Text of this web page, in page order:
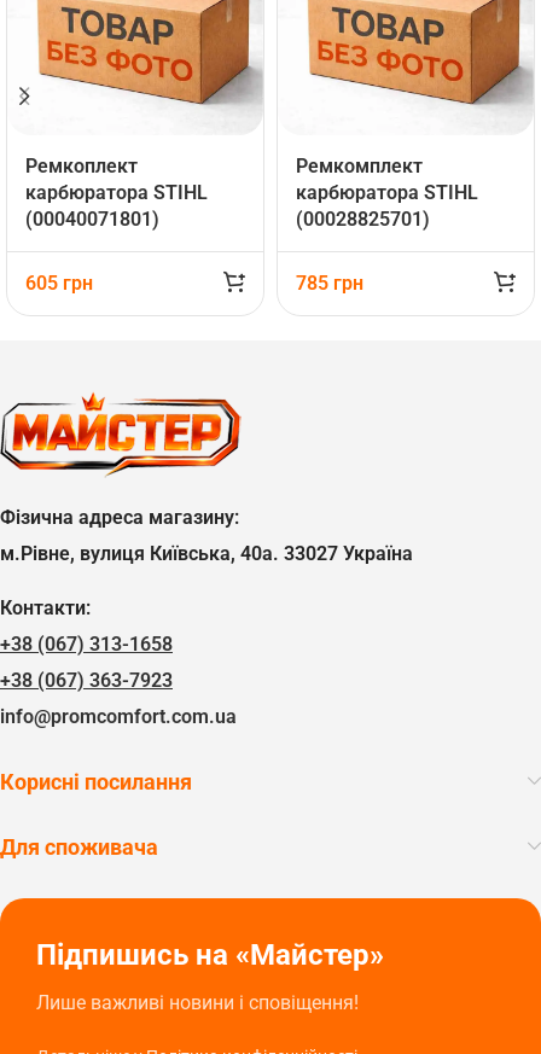
Ремкоплект
карбюратора STIHL
(00040071801)
605 грн
Ремкомплект
карбюратора STIHL
(00028825701)
785 грн
Фізична адреса магазину:
м.Рівне, вулиця Київська, 40а. 33027 Україна
Контакти:
+38 (067) 313-1658
+38 (067) 363-7923
info@promcomfort.com.ua
Корисні посилання
Для споживача
Підпишись на «Майстер»
Лише важливі новини і сповіщення!